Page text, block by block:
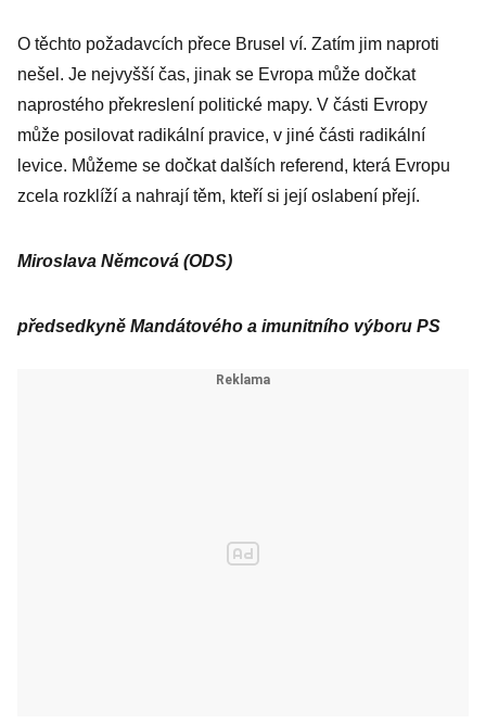
O těchto požadavcích přece Brusel ví. Zatím jim naproti
nešel. Je nejvyšší čas, jinak se Evropa může dočkat
naprostého překreslení politické mapy. V části Evropy
může posilovat radikální pravice, v jiné části radikální
levice. Můžeme se dočkat dalších referend, která Evropu
zcela rozklíží a nahrají těm, kteří si její oslabení přejí.
Miroslava Němcová (ODS)
předsedkyně Mandátového a imunitního výboru PS